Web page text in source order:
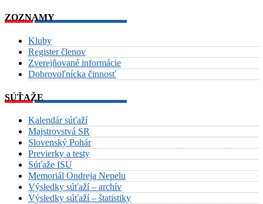
ZOZNAMY
Kluby
Register členov
Zverejňované informácie
Dobrovoľnícka činnosť
SÚŤAŽE
Kalendár súťaží
Majstrovstvá SR
Slovenský Pohár
Previerky a testy
Súťaže ISU
Memoriál Ondreja Nepelu
Výsledky súťaží – archív
Výsledky súťaží – štatistiky